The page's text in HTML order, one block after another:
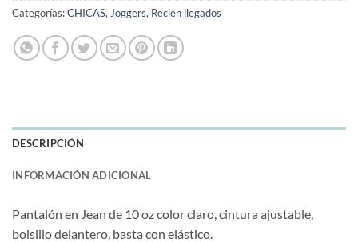
Categorías:CHICAS, Joggers, Recien llegados
DESCRIPCIÓN
INFORMACIÓN ADICIONAL
Pantalón en Jean de 10 oz color claro, cintura ajustable,
bolsillo delantero, basta con elástico.